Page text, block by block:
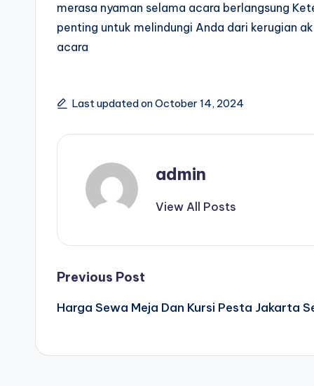
merasa nyaman selama acara berlangsung
penting untuk melindungi Anda dari kerugian
acara
Last updated on October 14, 2024
admin
View All Posts
Post
navigation
Previous Post
Harga Sewa Meja Dan Kursi Pesta Jakarta